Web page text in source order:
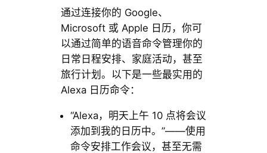
通过连接你的 Google、
Microsoft 或 Apple 日历，你可
以通过简单的语音命令管理你的
日常日程安排、家庭活动，甚至
旅行计划。以下是一些最实用的
Alexa 日历命令：
“Alexa，明天上午 10 点将会议
添加到我的日历中。”——使用
命令安排工作会议，甚至无需